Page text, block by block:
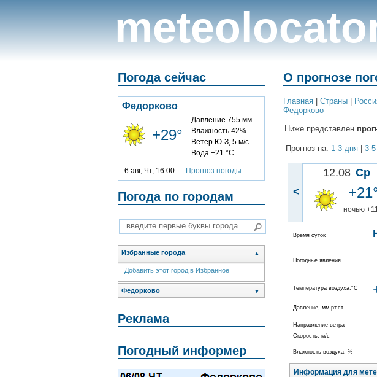
Погода сейчас
Федорково
+29°
Давление 755 мм
Влажность 42%
Ветер Ю-З, 5 м/с
Вода +21 °C
6 авг, Чт, 16:00 Прогноз погоды
Погода по городам
Избранные города ▲
Добавить этот город в Избранное
Федорково ▼
Реклама
Погодный информер
О прогнозе
Главная | Cтраны |
Федорково
Ниже представлен
Прогноз на: 1-3 дня | 3-
<
12.08 Ср
ночью
Время суток
Погодные явления
Температура воздуха,°C
Давление, мм рт.ст.
Направление ветра
Скорость, м/с
Влажность воздуха, %
Информация для